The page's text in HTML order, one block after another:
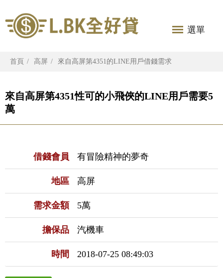
選單
首頁 高屏 來自高屏第4351的LINE用戶借錢需求
來自高屏第4351性可的小飛俠的LINE用戶需要5
萬
借錢會員 有冒險精神的夢奇
地區 高屏
需求金額 5萬
擔保品 汽機車
時間 2018-07-25 08:49:03